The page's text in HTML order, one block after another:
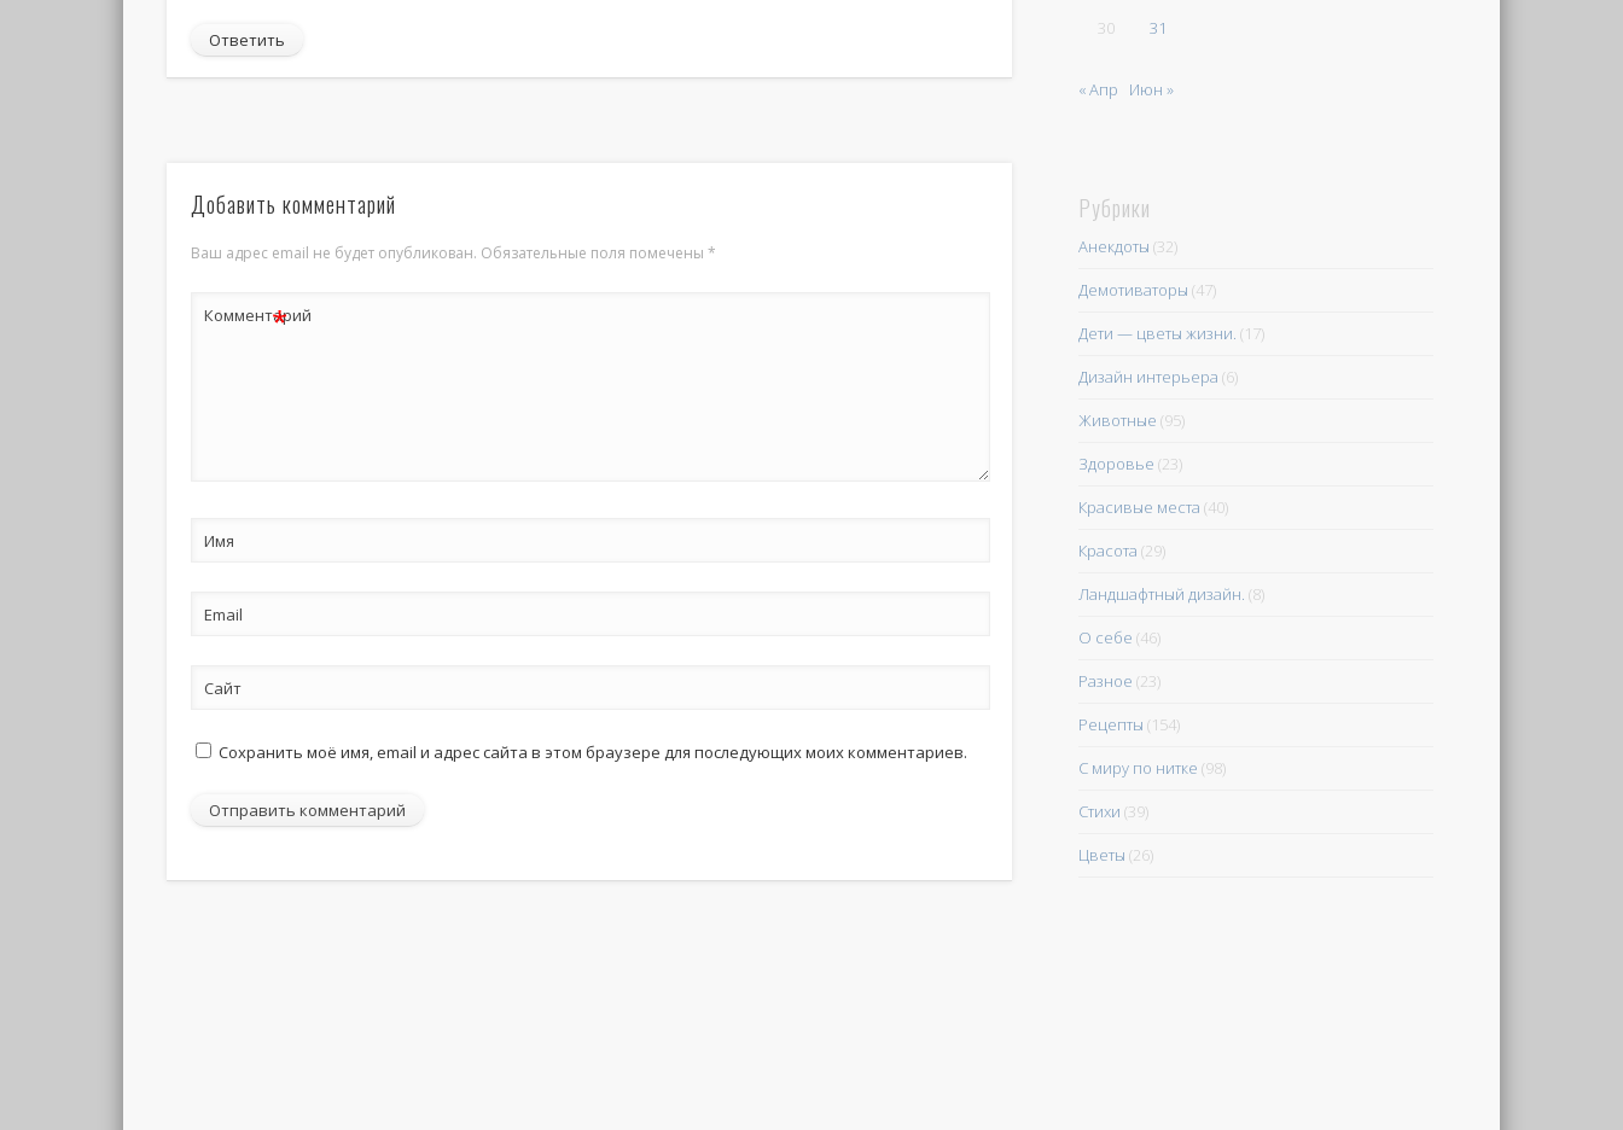
Ответить
Добавить комментарий
Ваш адрес email не будет опубликован. Обязательные поля помечены*
Комментарий
*
Имя
Email
Сайт
Сохранить моё имя, email и адрес сайта в этом браузере для последующих моих комментариев.
30
31
« Апр Июн »
Рубрики
Анекдоты (32)
Демотиваторы (47)
Дети — цветы жизни. (17)
Дизайн интерьера (6)
Животные (95)
Здоровье (23)
Красивые места (40)
Красота (29)
Ландшафтный дизайн. (8)
О себе (46)
Разное (23)
Рецепты (154)
С миру по нитке (98)
Стихи (39)
Цветы (26)